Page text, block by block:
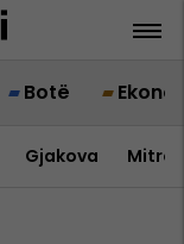
Botë
Gjakova